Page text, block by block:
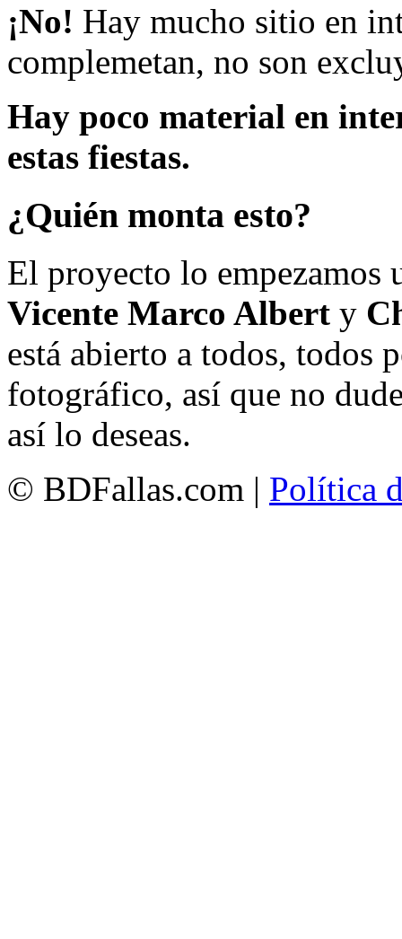
¡No! Hay mucho sitio en
complemetan, no son
Hay poco material en
estas fiestas.
¿Quién monta esto?
El proyecto lo empezamos
Vicente Marco Albert y
está abierto a todos, todos
fotográfico, así que no
así lo deseas.
© BDFallas.com | Política